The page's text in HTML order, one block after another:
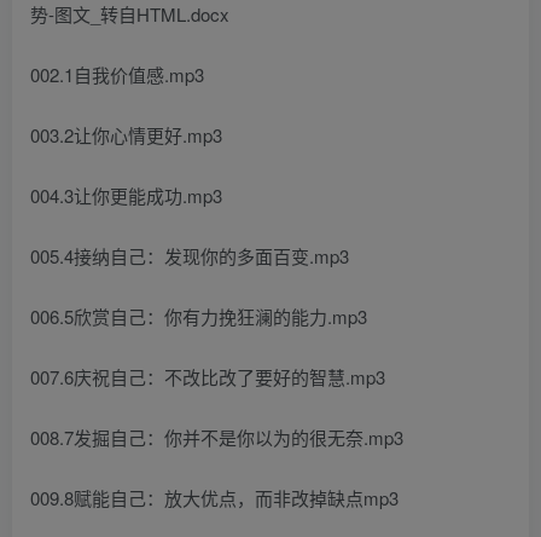
势-图文_转自HTML.docx
002.1自我价值感.mp3
003.2让你心情更好.mp3
004.3让你更能成功.mp3
005.4接纳自己：发现你的多面百变.mp3
006.5欣赏自己：你有力挽狂澜的能力.mp3
007.6庆祝自己：不改比改了要好的智慧.mp3
008.7发掘自己：你并不是你以为的很无奈.mp3
009.8赋能自己：放大优点，而非改掉缺点mp3